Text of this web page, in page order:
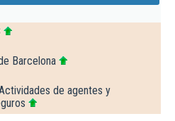
Barcelona
de agentes y